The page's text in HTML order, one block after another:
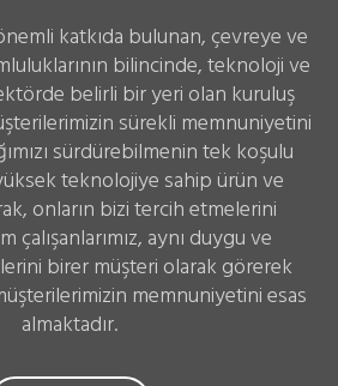
katkıda bulunan, çevreye ve
bilincinde, teknoloji ve
belirli bir yeri olan kuruluş
sürekli memnuniyetini
sürdürebilmenin tek koşulu
teknolojiye sahip ürün ve
onların bizi tercih etmelerini
çalışanlarımız, aynı duygu ve
birer müşteri olarak görerek
memnuniyetini esas
almaktadır.